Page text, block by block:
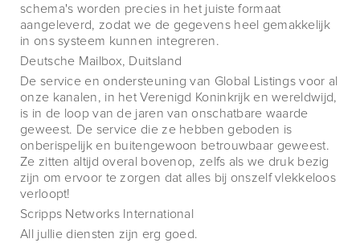
schema's worden precies in het juiste formaat
aangeleverd, zodat we de gegevens heel gemakkelijk
in ons systeem kunnen integreren.
Deutsche Mailbox, Duitsland
De service en ondersteuning van Global Listings voor al
onze kanalen, in het Verenigd Koninkrijk en wereldwijd,
is in de loop van de jaren van onschatbare waarde
geweest. De service die ze hebben geboden is
onberispelijk en buitengewoon betrouwbaar geweest.
Ze zitten altijd overal bovenop, zelfs als we druk bezig
zijn om ervoor te zorgen dat alles bij onszelf vlekkeloos
verloopt!
Scripps Networks International
All jullie diensten zijn erg goed.